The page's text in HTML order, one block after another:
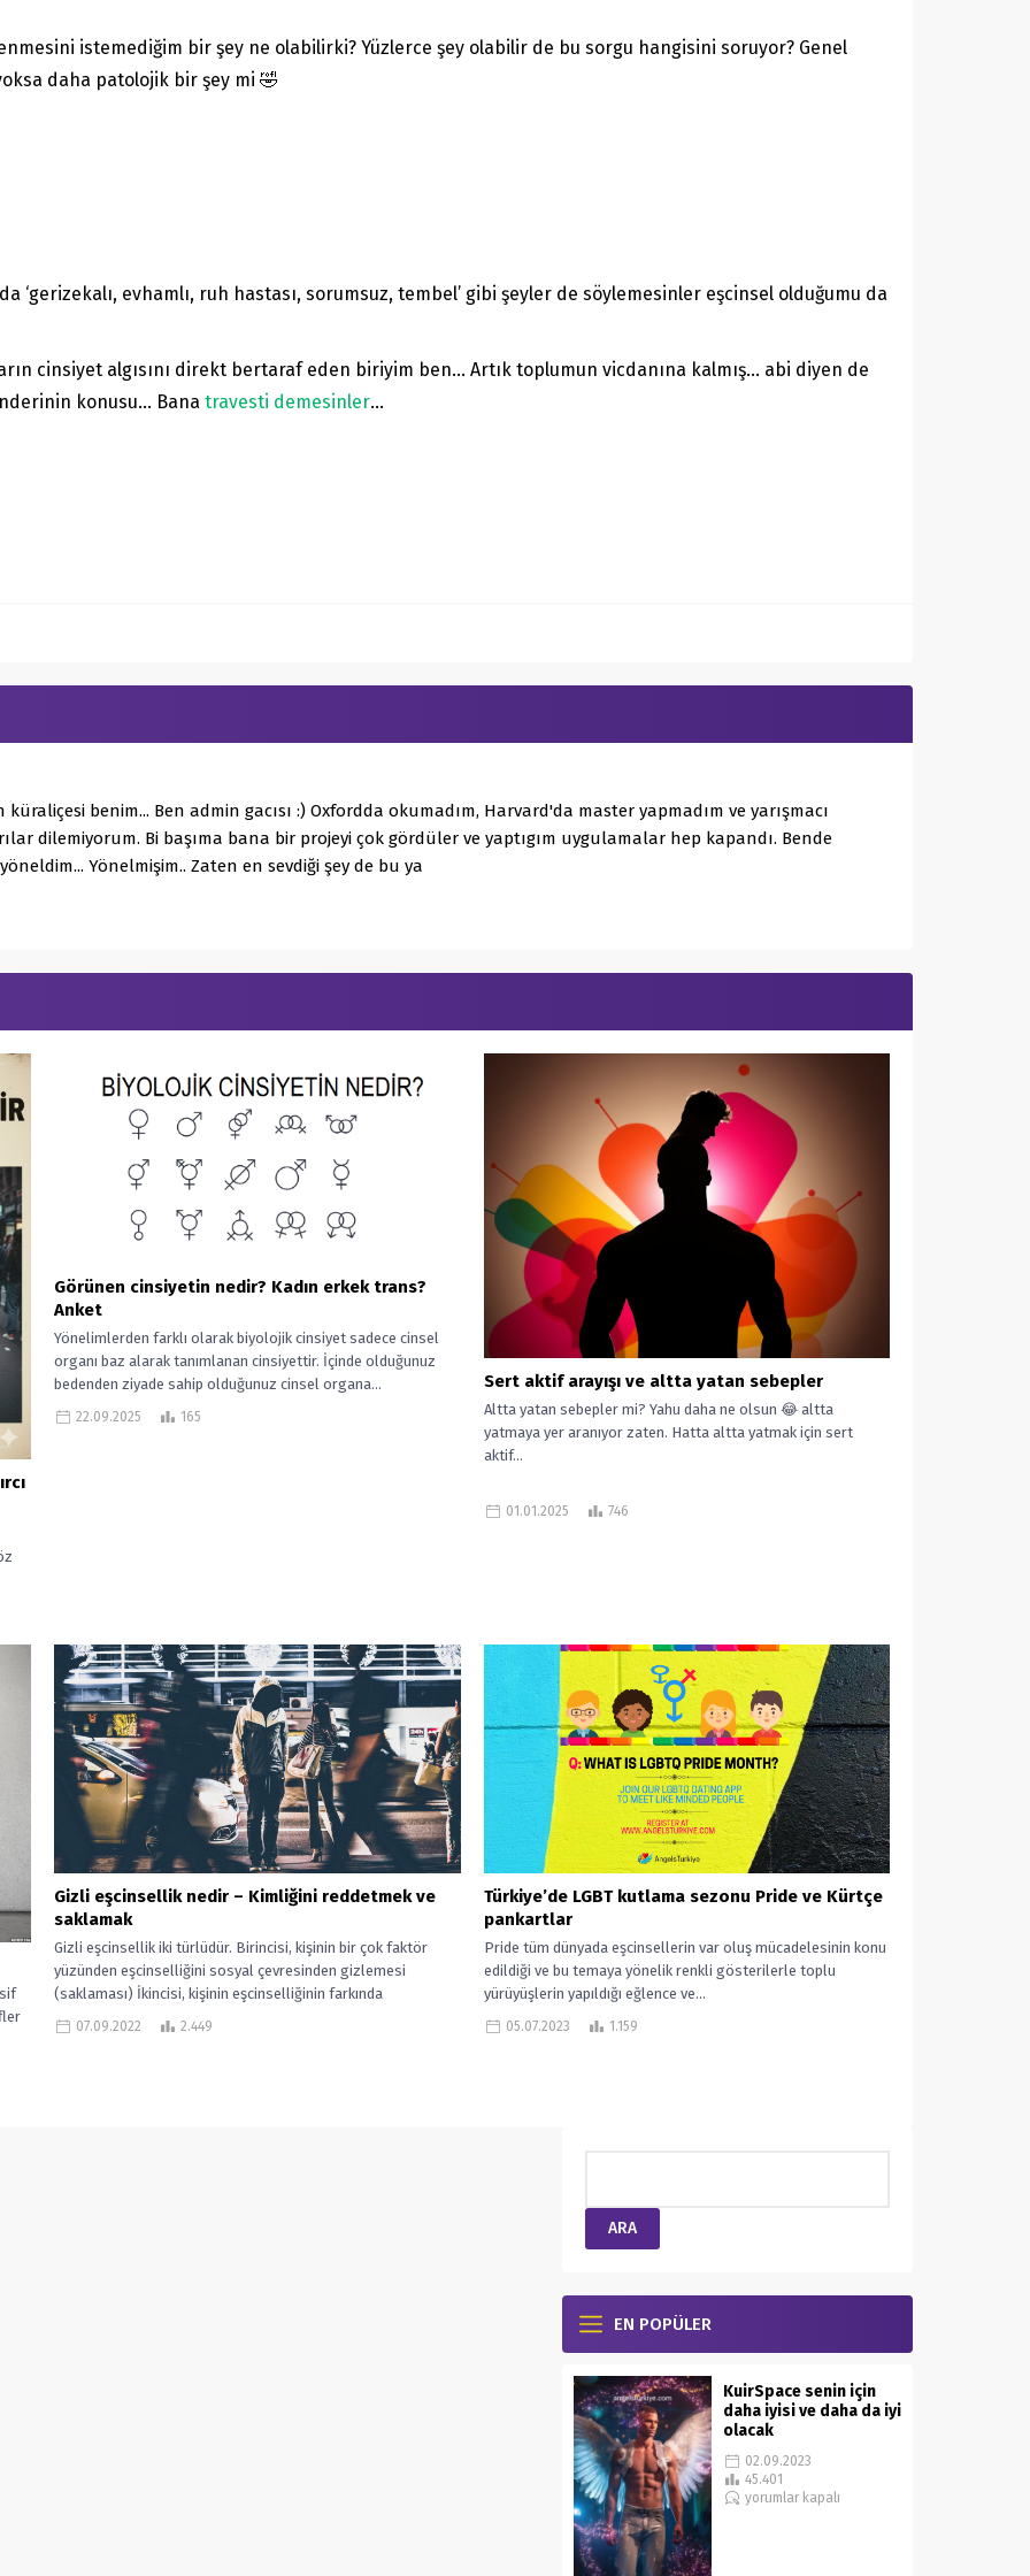
istemediğim bir şey ne olabilirki? Yüzlerce şey olabilir de bu sorgu hangisini soruyor? Genel
daha patolojik bir şey mi 🤣
‘gerizekalı, evhamlı, ruh hastası, sorumsuz, tembel’ gibi şeyler de söylemesinler eşcinsel olduğumu da
cinsiyet algısını direkt bertaraf eden biriyim ben… Artık toplumun vicdanına kalmış… abi diyen de
konusu… Bana travesti demesinler…
benim... Ben admin gacısı :) Oxfordda okumadım, Harvard'da master yapmadım ve yarışmacı
dilemiyorum. Bi başıma bana bir projeyi çok gördüler ve yaptıgım uygulamalar hep kapandı. Bende
Yönelmişim.. Zaten en sevdiği şey de bu ya
Görünen cinsiyetin nedir? Kadın erkek trans?
Anket
Yönelimlerden farklı olarak biyolojik cinsiyet sadece cinsel
organı baz alarak tanımlanan cinsiyettir. İçinde olduğunuz
bedenden ziyade sahip olduğunuz cinsel organa...
22.09.2025 165
Sert aktif arayışı ve altta yatan sebepler
Altta yatan sebepler mi? Yahu daha ne olsun 😂 altta
yatmaya yer aranıyor zaten. Hatta altta yatmak için sert
aktif...
01.01.2025 746
Gizli eşcinsellik nedir – Kimliğini reddetmek ve
saklamak
Gizli eşcinsellik iki türlüdür. Birincisi, kişinin bir çok faktör
yüzünden eşcinselliğini sosyal çevresinden gizlemesi
(saklaması) İkincisi, kişinin eşcinselliğinin farkında
olmaması...
07.09.2022 2.449
Türkiye’de LGBT kutlama sezonu Pride ve Kürtçe
pankartlar
Pride tüm dünyada eşcinsellerin var oluş mücadelesinin konu
edildiği ve bu temaya yönelik renkli gösterilerle toplu
yürüyüşlerin yapıldığı eğlence ve...
05.07.2023 1.159
EN POPÜLER
KuirSpace senin için
daha iyisi ve daha da iyi
olacak
02.09.2023
45.401
yorumlar kapalı